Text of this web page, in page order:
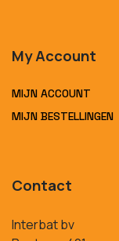
My Account
MIJN ACCOUNT
MIJN BESTELLINGEN
Contact
Interbat bv